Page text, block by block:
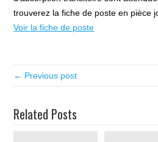
trouverez la fiche de poste en pièce
Voir la fiche de poste
← Previous post
Related Posts